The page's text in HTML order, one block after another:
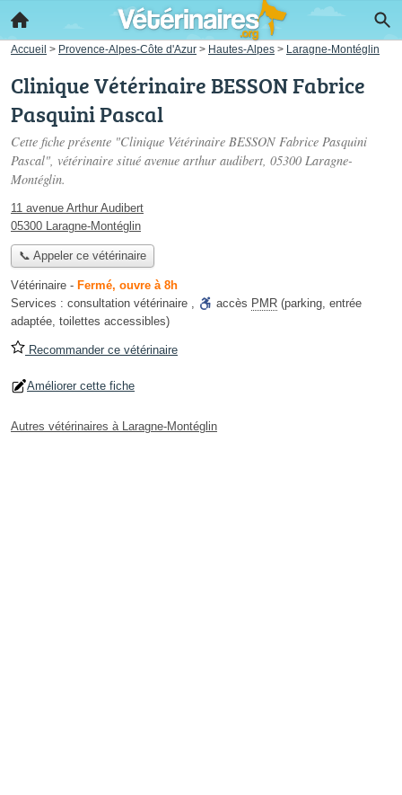
Accueil > Provence-Alpes-Côte d'Azur > Hautes-Alpes > Laragne-Montéglin
Clinique Vétérinaire BESSON Fabrice
Pasquini Pascal
Cette fiche présente "Clinique Vétérinaire BESSON Fabrice Pasquini
Pascal", vétérinaire situé avenue arthur audibert, 05300 Laragne-
Montéglin.
11 avenue Arthur Audibert
05300 Laragne-Montéglin
📞 Appeler ce vétérinaire
Vétérinaire - Fermé, ouvre à 8h
Services : consultation vétérinaire , accès PMR (parking, entrée
adaptée, toilettes accessibles)
Recommander ce vétérinaire
Améliorer cette fiche
Autres vétérinaires à Laragne-Montéglin